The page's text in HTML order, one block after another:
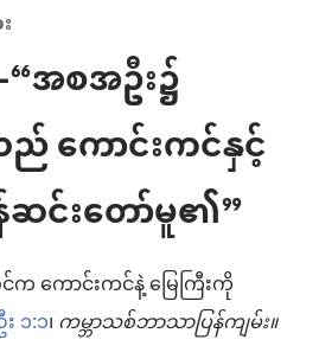
ကို
ပြောင်း
ပါ
တယ်)
အစအဦး၌
ကောင်းကင်နှင့်
ဆင်းတော်မူ၏”
ကောင်းကင်နဲ့ မြေကြီးကို
၁:၁၊ကမ္ဘာသစ်ဘာသာပြန်ကျမ်း။